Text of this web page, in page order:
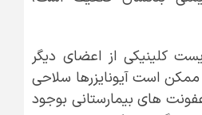
کلینیکی از اعضای دیگر
است آیونایزرها سلاحی
های بیمارستانی بوجود